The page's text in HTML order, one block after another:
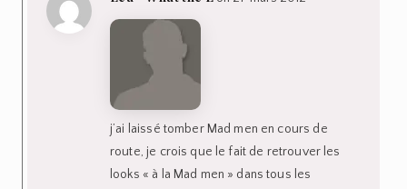
j’ai laissé tomber Mad men en cours de
route, je crois que le fait de retrouver les
looks « à la Mad men » dans tous les